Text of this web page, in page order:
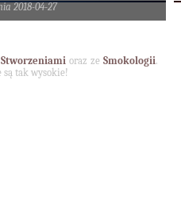
2018-04-27
oraz zeSmokologii.
są tak wysokie!